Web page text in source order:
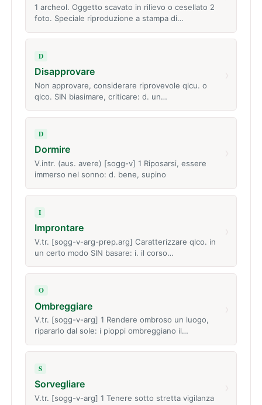
1 archeol. Oggetto scavato in rilievo o cesellato 2
foto. Speciale riproduzione a stampa di…
D
Disapprovare
Non approvare, considerare riprovevole qlcu. o
qlco. SIN biasimare, criticare: d. un…
D
Dormire
V.intr. (aus. avere) [sogg-v] 1 Riposarsi, essere
immerso nel sonno: d. bene, supino
I
Improntare
V.tr. [sogg-v-arg-prep.arg] Caratterizzare qlco. in
un certo modo SIN basare: i. il corso…
O
Ombreggiare
V.tr. [sogg-v-arg] 1 Rendere ombroso un luogo,
ripararlo dal sole: i pioppi ombreggiano il…
S
Sorvegliare
V.tr. [sogg-v-arg] 1 Tenere sotto stretta vigilanza